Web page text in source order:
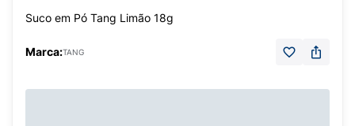
Suco em Pó Tang Limão 18g
Marca:TANG